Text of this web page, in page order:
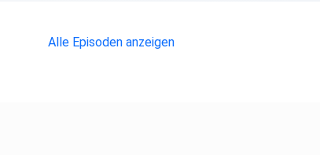
Alle Episoden anzeigen